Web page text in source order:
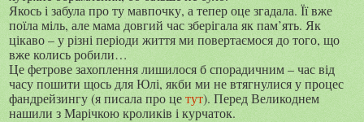
Якось і забула про ту мавпочку, а тепер оце згадала. Її вже
поїла міль, але мама довгий час зберігала як пам’ять. Як
цікаво – у різні періоди життя ми повертаємося до того, що
вже колись робили…
Це фетрове захоплення лишилося б спорадичним – час від
часу пошити щось для Юлі, якби ми не втягнулися у процес
фандрейзингу (я писала про цетут). Перед Великоднем
нашили з Марічкою кроликів і курчаток.